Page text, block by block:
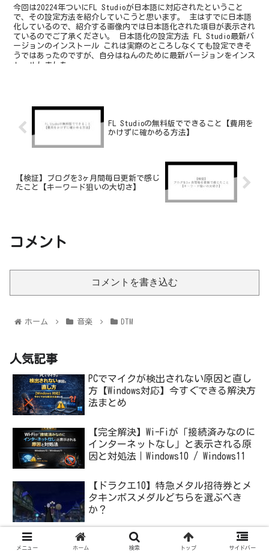
今回は20224年ついにFL Studioが日本語に対応されたということ
で、その設定方法を紹介していこうと思います。 主はすでに日本語
化しているので、紹介する画像内では日本語化された項目が表示され
ているのでご了承ください。 日本語化の設定方法 FL Studio最新バ
ージョンのインストール これは実際のところしなくても設定できそ
うではあったのですが、自分はねんのために最新バージョンをインス
トールしました。
FL Studioの無料版でできること【費用を
かけずに確かめる方法】
【検証】ブログを3ヶ月間毎日更新で感じ
たこと【キーワード狙いの大切さ】
コメント
コメントを書き込む
ホーム 音楽 DTM
人気記事
PCでマイクが検出されない原因と直し
方【Windows対応】今すぐできる解決方
法まとめ
【完全解決】Wi-Fiが「接続済みなのに
インターネットなし」と表示される原
因と対処法｜Windows10 / Windows11
【ドラクエ10】特急メタル招待券とメ
タキンボスメダルどちらを選ぶべき
か？
PCコントローラーの接続が切れる原因
と対処法【安定したゲーム環境を取り
メニュー ホーム 検索 トップ サイドバー